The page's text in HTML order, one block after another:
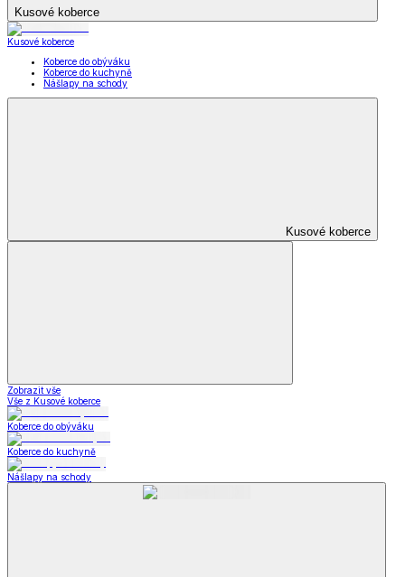
Kusové koberce
Kusové koberce
Koberce do obýváku
Koberce do kuchyně
Nášlapy na schody
Kusové koberce
Zobrazit vše
Vše z Kusové koberce
Koberce do obýváku
Koberce do kuchyně
Nášlapy na schody